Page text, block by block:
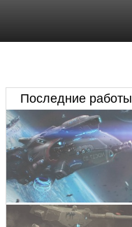
Последние работы